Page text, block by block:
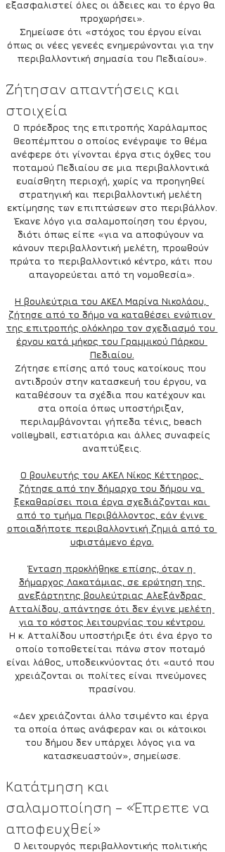
εξασφαλιστεί όλες οι άδειες και το έργο θα
προχωρήσει».
Σημείωσε ότι «στόχος του έργου είναι
όπως οι νέες γενεές ενημερώνονται για την
περιβαλλοντική σημασία του Πεδιαίου».
Ζήτησαν απαντήσεις και
στοιχεία
Ο πρόεδρος της επιτροπής Χαράλαμπος
Θεοπέμπτου ο οποίος ενέγραψε το θέμα
ανέφερε ότι γίνονται έργα στις όχθες του
ποταμού Πεδιαίου σε μια περιβαλλοντικά
ευαίσθητη περιοχή, χωρίς να προηγηθεί
στρατηγική και περιβαλλοντική μελέτη
εκτίμησης των επιπτώσεων στο περιβάλλον.
Έκανε λόγο για σαλαμοποίηση του έργου,
διότι όπως είπε «για να αποφύγουν να
κάνουν περιβαλλοντική μελέτη, προωθούν
πρώτα το περιβαλλοντικό κέντρο, κάτι που
απαγορεύεται από τη νομοθεσία».
Η βουλεύτρια του ΑΚΕΛ Μαρίνα Νικολάου,
ζήτησε από το δήμο να καταθέσει ενώπιον
της επιτροπής ολόκληρο τον σχεδιασμό του
έργου κατά μήκος του Γραμμικού Πάρκου
Πεδιαίου.
Ζήτησε επίσης από τους κατοίκους που
αντιδρούν στην κατασκευή του έργου, να
καταθέσουν τα σχέδια που κατέχουν και
στα οποία όπως υποστήριξαν,
περιλαμβάνονται γήπεδα τένις, beach
volleyball, εστιατόρια και άλλες συναφείς
αναπτύξεις.
Ο βουλευτής του ΑΚΕΛ Νίκος Κέττηρος,
ζήτησε από την δήμαρχο του δήμου να
ξεκαθαρίσει ποια έργα σχεδιάζονται και
από το τμήμα Περιβάλλοντος, εάν έγινε
οποιαδήποτε περιβαλλοντική ζημιά από το
υφιστάμενο έργο.
Ένταση προκλήθηκε επίσης, όταν η
δήμαρχος Λακατάμιας, σε ερώτηση της
ανεξάρτητης βουλεύτριας Αλεξάνδρας
Ατταλίδου, απάντησε ότι δεν έγινε μελέτη
για το κόστος λειτουργίας του κέντρου.
Η κ. Ατταλίδου υποστήριξε ότι ένα έργο το
οποίο τοποθετείται πάνω στον ποταμό
είναι λάθος, υποδεικνύοντας ότι «αυτό που
χρειάζονται οι πολίτες είναι πνεύμονες
πρασίνου.
«Δεν χρειάζονται άλλο τσιμέντο και έργα
τα οποία όπως ανάφεραν και οι κάτοικοι
του δήμου δεν υπάρχει λόγος για να
κατασκευαστούν», σημείωσε.
Κατάτμηση και
σαλαμοποίηση – «Έπρεπε να
αποφευχθεί»
Ο λειτουργός περιβαλλοντικής πολιτικής